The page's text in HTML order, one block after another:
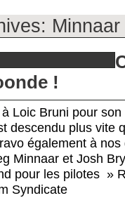
Minnaar
!
Loic Bruni pour
descendu plus vite
également à nos
Minnaar et Josh
pour les pilotes »
Syndicate